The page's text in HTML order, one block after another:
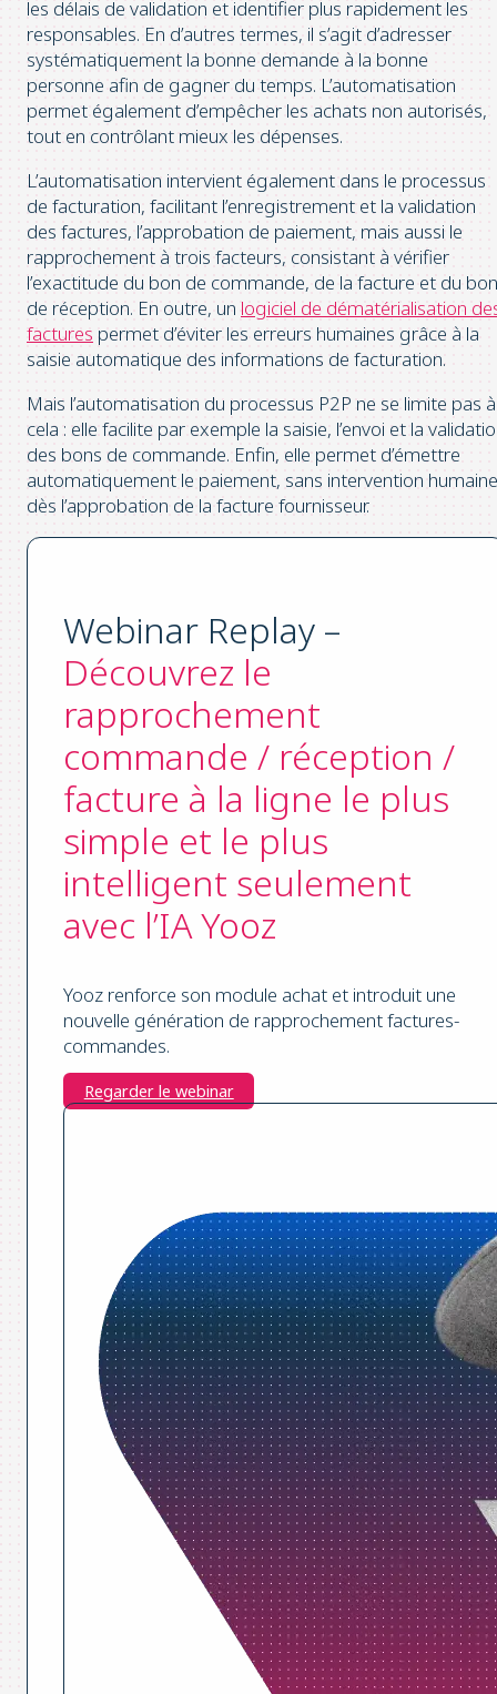
les délais de validation et identifier plus rapidement les
responsables. En d’autres termes, il s’agit d’adresser
systématiquement la bonne demande à la bonne
personne afin de gagner du temps. L’automatisation
permet également d’empêcher les achats non autorisés,
tout en contrôlant mieux les dépenses.
L’automatisation intervient également dans le processus
de facturation, facilitant l’enregistrement et la validation
des factures, l’approbation de paiement, mais aussi le
rapprochement à trois facteurs, consistant à vérifier
l’exactitude du bon de commande, de la facture et du bon
de réception. En outre, un logiciel de dématérialisation
factures permet d’éviter les erreurs humaines grâce à la
saisie automatique des informations de facturation.
Mais l’automatisation du processus P2P ne se limite pas à
cela : elle facilite par exemple la saisie, l’envoi et la
des bons de commande. Enfin, elle permet d’émettre
automatiquement le paiement, sans intervention
dès l’approbation de la facture fournisseur.
Webinar Replay –
Découvrez le
rapprochement
commande / réception /
facture à la ligne le plus
simple et le plus
intelligent seulement
avec l’IA Yooz
Yooz renforce son module achat et introduit une
nouvelle génération de rapprochement factures-
commandes.
Regarder le webinar